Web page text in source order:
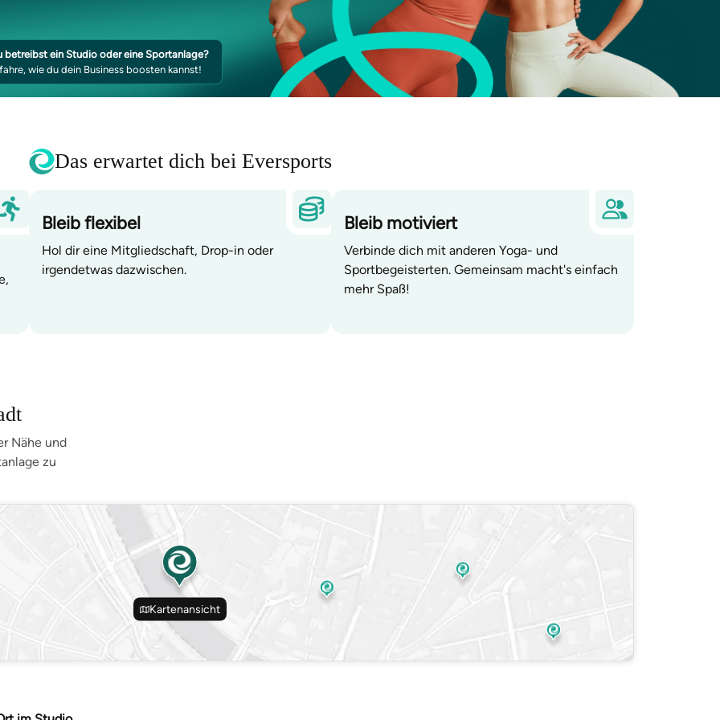
betreibst ein Studio oder eine Sportanlage?
wie du dein Business boosten kannst!
Das erwartet dich bei Eversports
Bleib flexibel
Hol dir eine Mitgliedschaft, Drop-in oder
irgendetwas dazwischen.
Bleib motiviert
Verbinde dich mit anderen Yoga- und
Sportbegeisterten. Gemeinsam macht's einfach
mehr Spaß!
Nähe und
zu
Kartenansicht